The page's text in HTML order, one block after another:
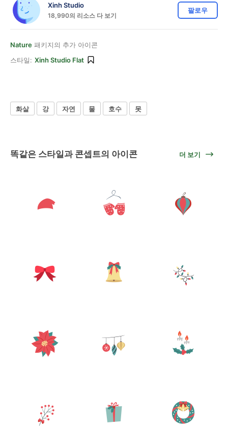
Xinh Studio
18,990의 리소스 다 보기
팔로우
Nature 패키지의 추가 아이콘
스타일: Xinh Studio Flat
화살 강 자연 물 호수 못
똑같은 스타일과 콘셉트의 아이콘 더 보기